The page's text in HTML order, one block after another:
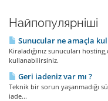
Найпопулярніші
Sunucular ne amaçla
Kiraladığınız sunucuları
kullanabilirsiniz.
Geri iadeniz var mı ?
Teknik bir sorun yaşanmadığı
iade...